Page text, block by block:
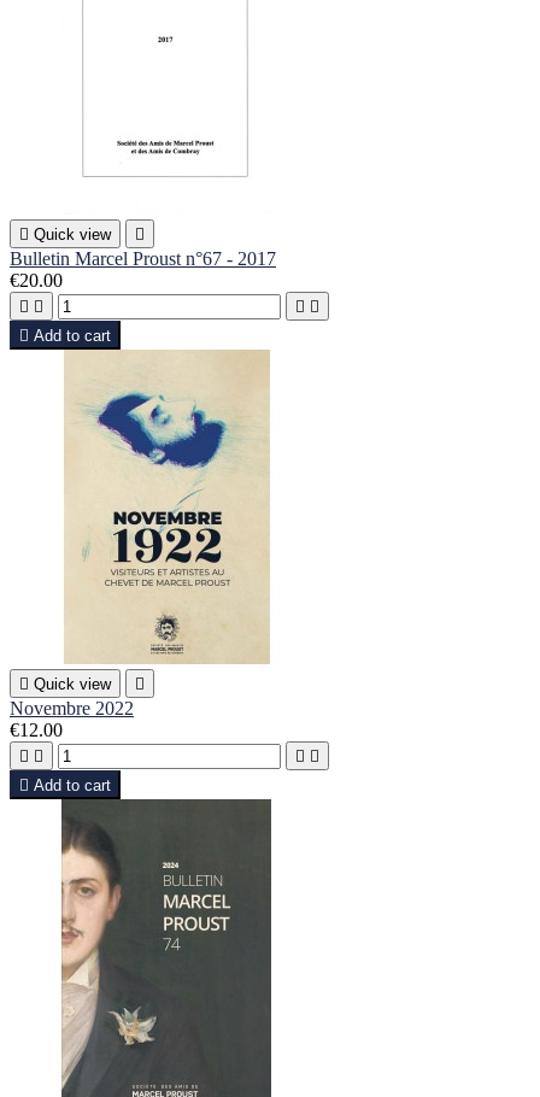
 Quick view 
Bulletin Marcel Proust n°67 - 2017
€20.00
   
 Add to cart
 Quick view 
Novembre 2022
€12.00
   
 Add to cart